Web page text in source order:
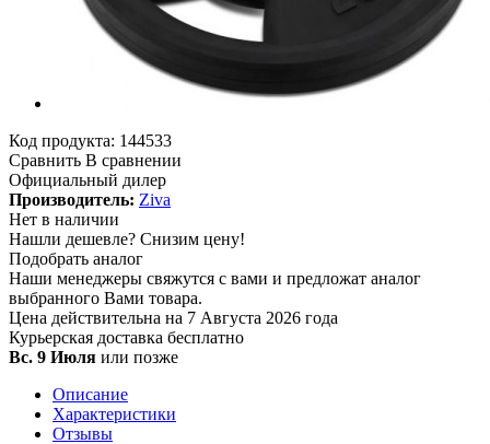
Код продукта: 144533
Сравнить В сравнении
Официальный дилер
Производитель: Ziva
Нет в наличии
Нашли дешевле? Снизим цену!
Подобрать аналог
Наши менеджеры свяжутся с вами и предложат аналог
выбранного Вами товара.
Цена действительна на 7 Августа 2026 года
Курьерская доставка бесплатно
Вс. 9 Июля или позже
Описание
Характеристики
Отзывы